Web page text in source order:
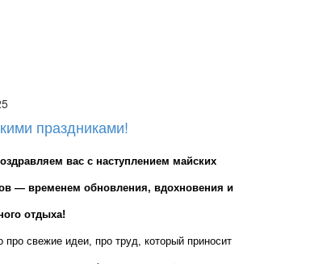
праздниками!
вас с наступлением майских
— временем обновления, вдохновения и
отдыха!
свежие идеи, про труд, который приносит